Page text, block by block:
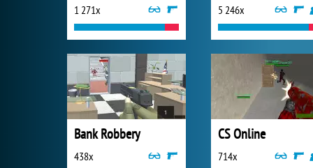
1 271x 5 246x
Bank Robbery
438x
CS Online
714x